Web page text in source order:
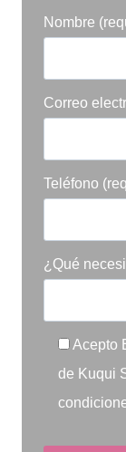
Nombre
Correo
Teléfono
¿Qué
Acepto
de Kuqui